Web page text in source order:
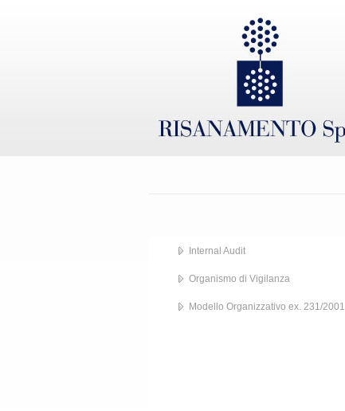
Internal Audit
Organismo di Vigilanza
Modello Organizzativo ex. 231/2001